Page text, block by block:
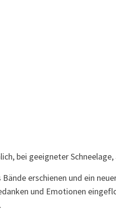
bei geeigneter Schneelage,
erschienen und ein
und Emotionen